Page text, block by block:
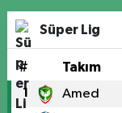
Süper Lig
# Takım
1 Amed